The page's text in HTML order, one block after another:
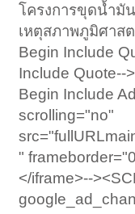
โครงการขุดน้ำมั
เหตุสภาพภูมิศาส
Begin Include
Include Quote--
Begin Include
scrolling="no"
"
</iframe>--